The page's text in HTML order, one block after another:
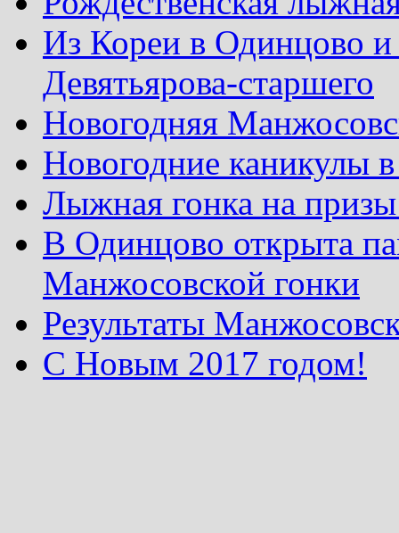
Из Кореи в Одинцово
Девятьярова-старшего
Новогодняя
Новогодние каникулы
Лыжная гонка на
В Одинцово открыта
Манжосовской гонки
Результаты
С Новым 2017 годом!